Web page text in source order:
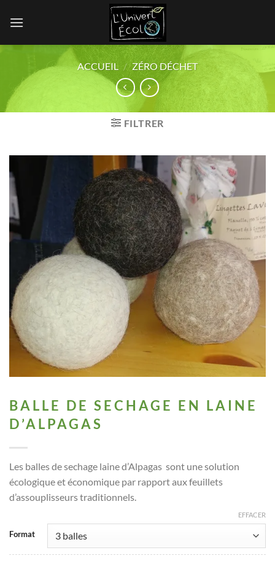
ACCUEIL / ZÉRO DÉCHET
FILTRER
BALLE DE SECHAGE EN LAINE
D’ALPAGAS
Les balles de sechage laine d’Alpagas sont une solution
écologique et économique par rapport aux feuillets
d’assouplisseurs traditionnels.
Format
EFFACER